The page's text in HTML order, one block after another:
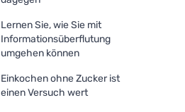
Lernen Sie, wie Sie mit
Informationsüberflutung
umgehen können
Einkochen ohne Zucker ist
einen Versuch wert